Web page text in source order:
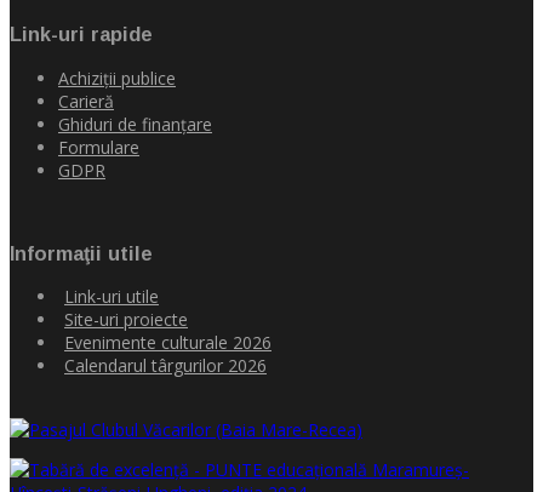
Link-uri rapide
Achiziţii publice
Carieră
Ghiduri de finanţare
Formulare
GDPR
Informaţii utile
Link-uri utile
Site-uri proiecte
Evenimente culturale 2026
Calendarul târgurilor 2026